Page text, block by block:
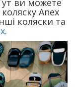
ви можете
Anex
коляски та
.